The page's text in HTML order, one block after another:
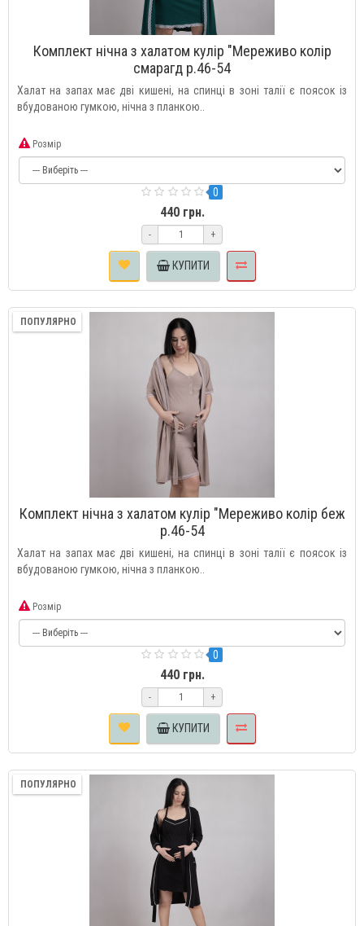
Комплект нічна з халатом кулір "Мереживо колір
смарагд р.46-54
Халат на запах має дві кишені, на спинці в зоні талії є поясок із
вбудованою гумкою, нічна з планкою..
Розмір
0
440 грн.
- +
КУПИТИ
ПОПУЛЯРНО
Комплект нічна з халатом кулір "Мереживо колір беж
р.46-54
Халат на запах має дві кишені, на спинці в зоні талії є поясок із
вбудованою гумкою, нічна з планкою..
Розмір
0
440 грн.
- +
КУПИТИ
ПОПУЛЯРНО